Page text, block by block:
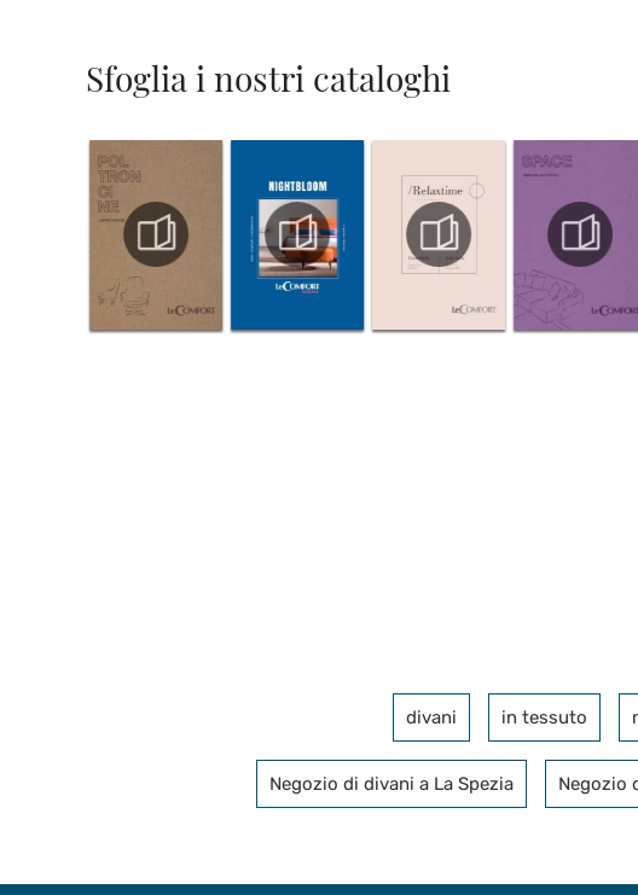
Sfoglia i nostri cataloghi
divani in tessuto
Negozio di divani a La Spezia Negozio